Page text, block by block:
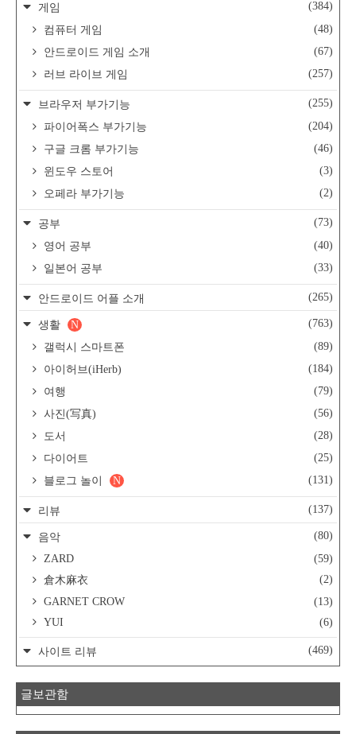
게임
(384)
컴퓨터 게임
(48)
안드로이드 게임 소개
(67)
러브 라이브 게임
(257)
브라우저 부가기능
(255)
파이어폭스 부가기능
(204)
구글 크롬 부가기능
(46)
윈도우 스토어
(3)
오페라 부가기능
(2)
공부
(73)
영어 공부
(40)
일본어 공부
(33)
안드로이드 어플 소개 (265)
생활 (763)
N
갤럭시 스마트폰
(89)
아이허브(iHerb)
(184)
여행
(79)
사진(写真)
(56)
도서
(28)
다이어트
(25)
블로그 놀이
(131)
N
리뷰 (137)
음악
(80)
ZARD
(59)
倉木麻衣
(2)
GARNET CROW
(13)
YUI
(6)
사이트 리뷰 (469)
글보관함